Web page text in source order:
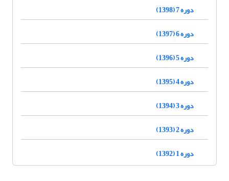
دوره 7 (1398)
دوره 6 (1397)
دوره 5 (1396)
دوره 4 (1395)
دوره 3 (1394)
دوره 2 (1393)
دوره 1 (1392)